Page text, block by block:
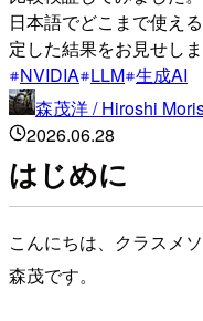
日本語でどこまで使え
定した結果をお見せしま
NVIDIA LLM 生成AI
森茂洋 / Hiroshi
2026.06.28
はじめに
こんにちは、クラスメ
森茂です。